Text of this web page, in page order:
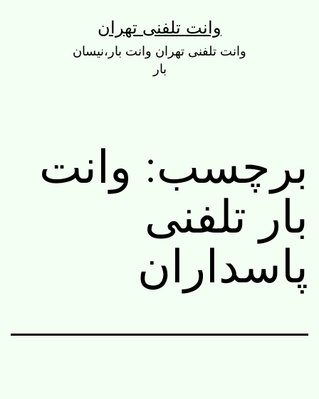
وانت تلفنی تهران
وانت تلفنی تهران وانت بار،نیسان
بار
برچسب: وانت
بار تلفنی
پاسداران